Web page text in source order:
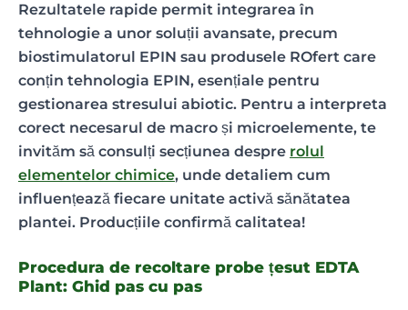
Rezultatele rapide permit integrarea în
tehnologie a unor soluții avansate, precum
biostimulatorul EPIN sau produsele ROfert care
conțin tehnologia EPIN, esențiale pentru
gestionarea stresului abiotic. Pentru a interpreta
corect necesarul de macro și microelemente, te
invităm să consulți secțiunea despre rolul
elementelor chimice, unde detaliem cum
influențează fiecare unitate activă sănătatea
plantei. Producțiile confirmă calitatea!
Procedura de recoltare probe țesut EDTA
Plant: Ghid pas cu pas